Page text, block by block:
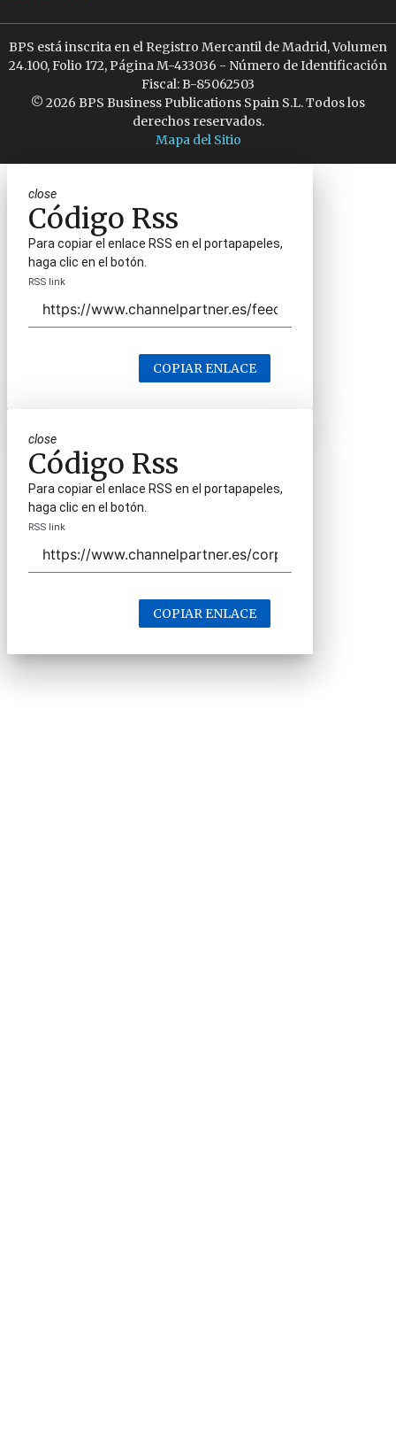
BPS está inscrita en el Registro Mercantil de Madrid, Volumen
24.100, Folio 172, Página M-433036 - Número de Identificación
Fiscal: B-85062503
© 2026 BPS Business Publications Spain S.L. Todos los
derechos reservados.
Mapa del Sitio
close
Código Rss
Para copiar el enlace RSS en el portapapeles,
haga clic en el botón.
RSS link
COPIAR ENLACE
close
Código Rss
Para copiar el enlace RSS en el portapapeles,
haga clic en el botón.
RSS link
COPIAR ENLACE